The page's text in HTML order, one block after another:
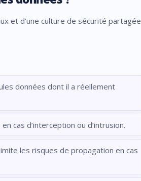
et d’une culture de sécurité partagée
données dont il a réellement
cas d’interception ou d’intrusion.
les risques de propagation en cas